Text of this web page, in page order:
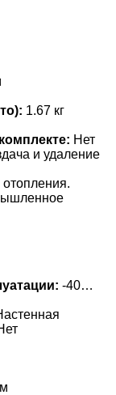
1.67 кг
Нет
и удаление
-40…